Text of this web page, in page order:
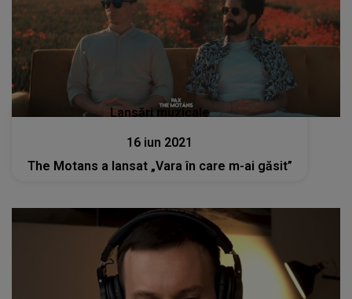
Lansări muzicale
16 iun 2021
The Motans a lansat „Vara în care m-ai găsit”